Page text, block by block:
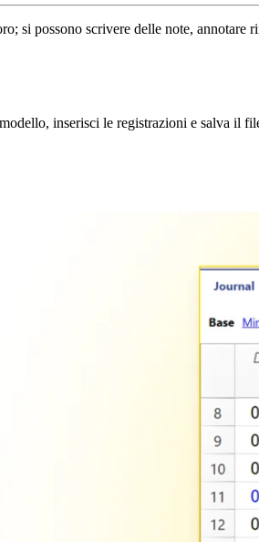
si possono scrivere delle note,
inserisci le registrazioni e salva il